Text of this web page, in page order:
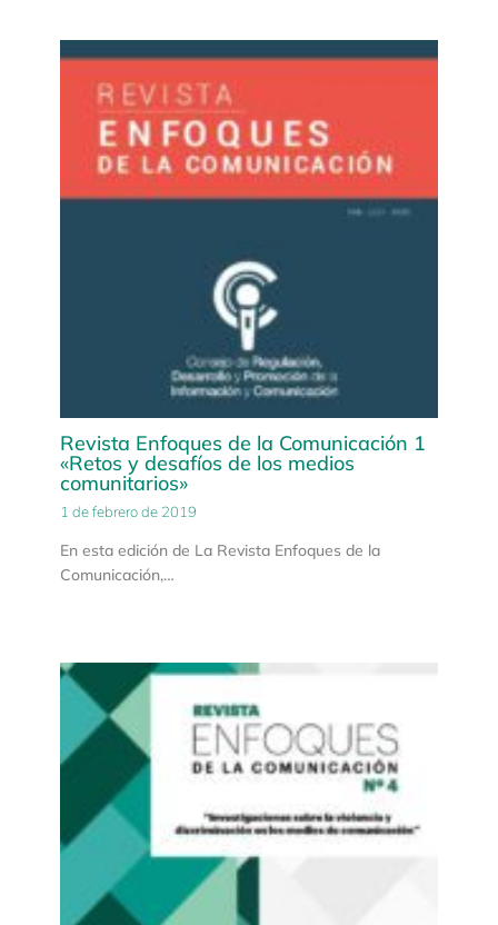
Revista Enfoques de la Comunicación 1
«Retos y desafíos de los medios
comunitarios»
1 de febrero de 2019
En esta edición de La Revista Enfoques de la
Comunicación,…